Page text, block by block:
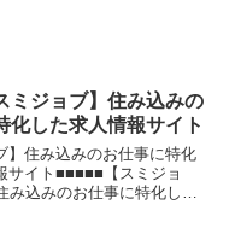
ミジョブ】住み込みの
化した求人情報サイト
】住み込みのお仕事に特化
サイト■■■■■【スミジョ
み込みのお仕事に特化した